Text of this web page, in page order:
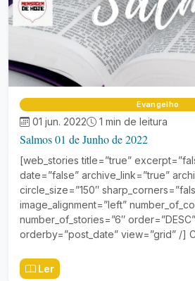
Evangelho
01 jun. 2022 1 min de leitura
Salmos 01 de Junho de 2022
[web_stories title=”true”
date=”false” archive_link=”true”
circle_size=”150″
image_alignment=”left”
number_of_stories=”6″ order=”DESC”
orderby=”post_date” view=”grid” /]
Ler